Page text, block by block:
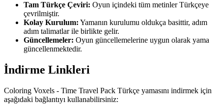
Tam Türkçe Çeviri: Oyun içindeki tüm metinler Türkçeye
çevrilmiştir.
Kolay Kurulum: Yamanın kurulumu oldukça basittir, adım
adım talimatlar ile birlikte gelir.
Güncellemeler: Oyun güncellemelerine uygun olarak yama
güncellenmektedir.
İndirme Linkleri
Coloring Voxels - Time Travel Pack Türkçe yamasını indirmek için
aşağıdaki bağlantıyı kullanabilirsiniz: